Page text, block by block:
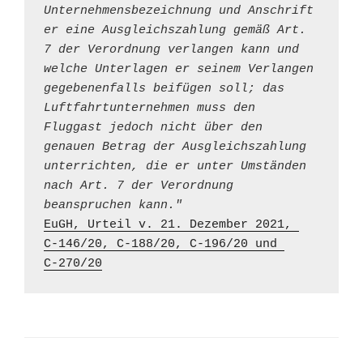
Unternehmensbezeichnung und Anschrift
er eine Ausgleichszahlung gemäß Art.
7 der Verordnung verlangen kann und
welche Unterlagen er seinem Verlangen
gegebenenfalls beifügen soll; das
Luftfahrtunternehmen muss den
Fluggast jedoch nicht über den
genauen Betrag der Ausgleichszahlung
unterrichten, die er unter Umständen
nach Art. 7 der Verordnung
beanspruchen kann."
EuGH, Urteil v. 21. Dezember 2021,
C‑146/20, C‑188/20, C‑196/20 und
C‑270/20